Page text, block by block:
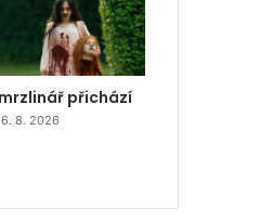
přichází
6. 8. 2026